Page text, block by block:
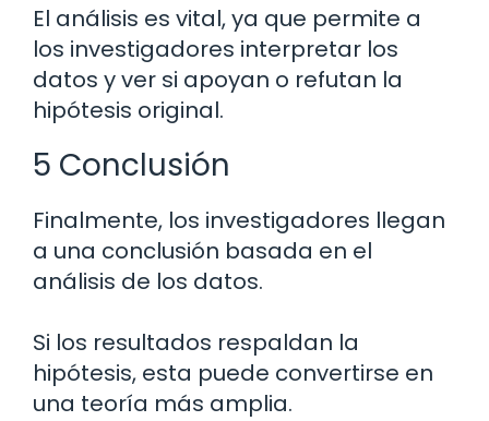
El análisis es vital, ya que permite a
los investigadores interpretar los
datos y ver si apoyan o refutan la
hipótesis original.
5 Conclusión
Finalmente, los investigadores llegan
a una conclusión basada en el
análisis de los datos.
Si los resultados respaldan la
hipótesis, esta puede convertirse en
una teoría más amplia.